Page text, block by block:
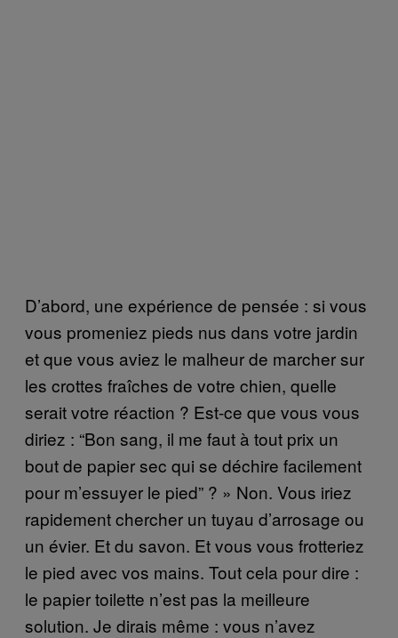
D’abord, une expérience de pensée : si vous
vous promeniez pieds nus dans votre jardin
et que vous aviez le malheur de marcher sur
les crottes fraîches de votre chien, quelle
serait votre réaction ? Est-ce que vous vous
diriez : “Bon sang, il me faut à tout prix un
bout de papier sec qui se déchire facilement
pour m’essuyer le pied” ? » Non. Vous iriez
rapidement chercher un tuyau d’arrosage ou
un évier. Et du savon. Et vous vous frotteriez
le pied avec vos mains. Tout cela pour dire :
le papier toilette n’est pas la meilleure
solution. Je dirais même : vous n’avez